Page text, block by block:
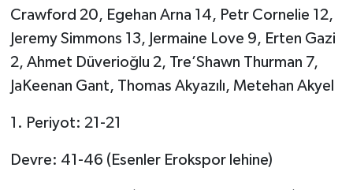
Crawford 20, Egehan Arna 14, Petr Cornelie 12,
Jeremy Simmons 13, Jermaine Love 9, Erten Gazi
2, Ahmet Düverioğlu 2, Tre’Shawn Thurman 7,
JaKeenan Gant, Thomas Akyazılı, Metehan Akyel
1. Periyot: 21-21
Devre: 41-46 (Esenler Erokspor lehine)